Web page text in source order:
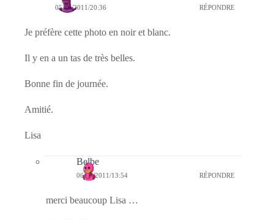
05/03/2011/20:36 RÉPONDRE
Je préfère cette photo en noir et blanc.
Il y en a un tas de très belles.
Bonne fin de journée.
Amitié.
Lisa
Belbe
06/03/2011/13:54 RÉPONDRE
merci beaucoup Lisa …